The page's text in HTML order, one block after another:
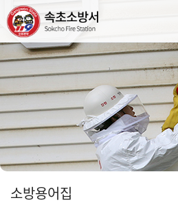
소방용어집